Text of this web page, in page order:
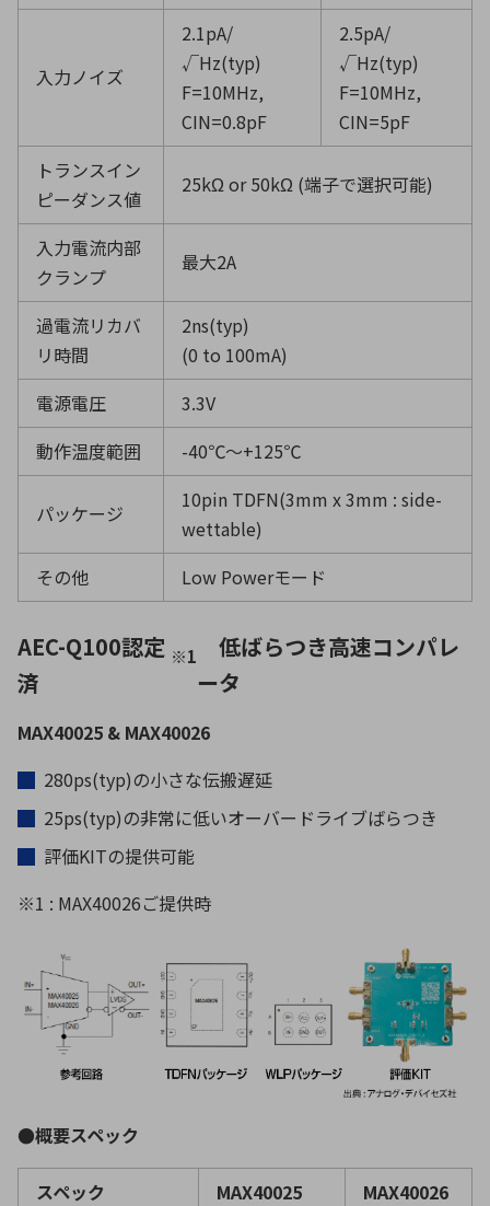
入力ノイズ
2.1pA/
√Hz(typ)
F=10MHz,
CIN=0.8pF
2.5pA/
√Hz(typ)
F=10MHz,
CIN=5pF
トランスイン
ピーダンス値
25kΩ or 50kΩ (端子で選択可能)
入力電流内部
クランプ
最大2A
過電流リカバ
リ時間
2ns(typ)
(0 to 100mA)
電源電圧
3.3V
動作温度範囲
-40℃〜+125℃
パッケージ
10pin TDFN(3mm x 3mm : side-
wettable)
その他
Low Powerモード
AEC-Q100認定
済
※1
低ばらつき高速コンパレ
ータ
MAX40025 & MAX40026
280ps(typ)の小さな伝搬遅延
25ps(typ)の非常に低いオーバードライブばらつき
評価KITの提供可能
※1 : MAX40026ご提供時
●概要スペック
スペック MAX40025
MAX40026